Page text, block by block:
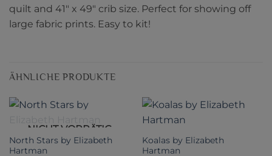
quilt and 41″ x 49″ crib size. Perfect for showing off
large fabric prints. Easy to kit!
ÄHNLICHE PRODUKTE
NICHT VORRÄTIG
North Stars by Elizabeth
Hartman
Koalas by Elizabeth
Hartman